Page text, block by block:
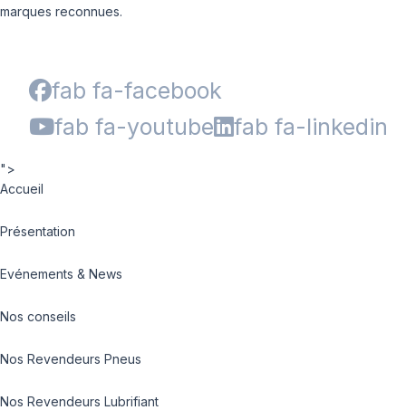
marques reconnues.
fab fa-facebook
fab fa-youtube
fab fa-linkedin
">
Accueil
Présentation
Evénements & News
Nos conseils
Nos Revendeurs Pneus
Nos Revendeurs Lubrifiant